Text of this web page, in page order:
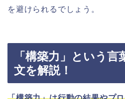
を避けられるでしょう。
「構築力」という言
文を解説！